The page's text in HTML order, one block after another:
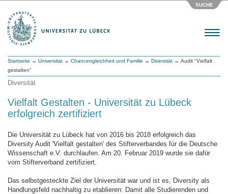
SUCHE
Menu
Startseite → Universität → Chancengleichheit und Familie → Diversität → Audit "Vielfalt
gestalten"
Diversität
Vielfalt Gestalten - Universität zu Lübeck
erfolgreich zertifiziert
Die Universität zu Lübeck hat von 2016 bis 2018 erfolgreich das
Diversity Audit 'Vielfalt gestalten' des Stifterverbandes für die Deutsche
Wissenschaft e.V. durchlaufen. Am 20. Februar 2019 wurde sie dafür
vom Stifterverband zertifiziert.
Das selbstgesteckte Ziel der Universität war und ist es, Diversity als
Handlungsfeld nachhaltig zu etablieren: Damit alle Studierenden und